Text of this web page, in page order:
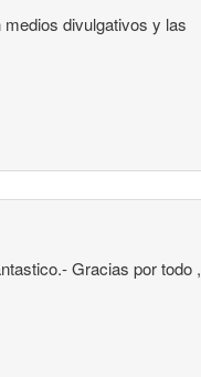
divulgativos y las
Gracias por todo ,